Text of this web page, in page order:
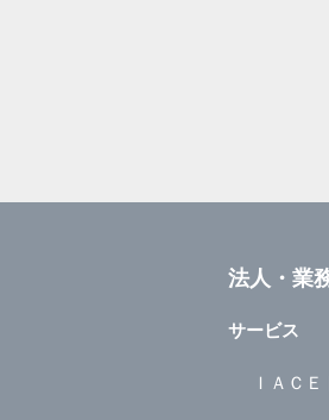
法人・業
サービス
ＩＡＣ